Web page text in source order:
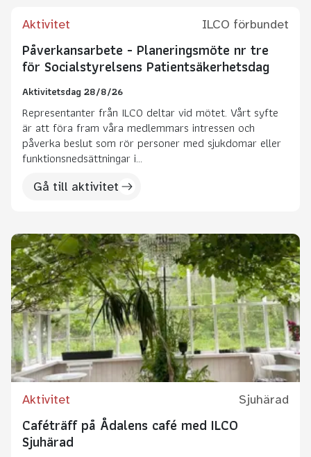
Aktivitet ILCO förbundet
Påverkansarbete - Planeringsmöte nr tre
för Socialstyrelsens Patientsäkerhetsdag
Aktivitetsdag 28/8/26
Representanter från ILCO deltar vid mötet. Vårt syfte
är att föra fram våra medlemmars intressen och
påverka beslut som rör personer med sjukdomar eller
funktionsnedsättningar i...
Gå till aktivitet
Aktivitet Sjuhärad
Caféträff på Ådalens café med ILCO
Sjuhärad